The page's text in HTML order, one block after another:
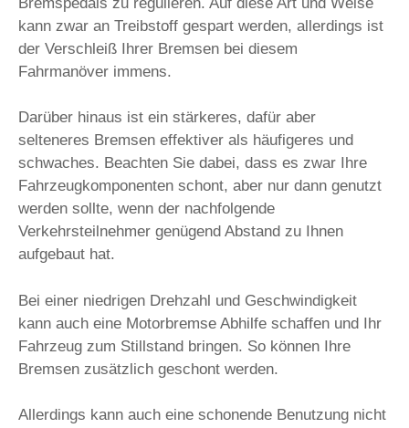
kann zwar an Treibstoff gespart werden, allerdings ist
der Verschleiß Ihrer Bremsen bei diesem
Fahrmanöver immens.
Darüber hinaus ist ein stärkeres, dafür aber
selteneres Bremsen effektiver als häufigeres und
schwaches. Beachten Sie dabei, dass es zwar Ihre
Fahrzeugkomponenten schont, aber nur dann genutzt
werden sollte, wenn der nachfolgende
Verkehrsteilnehmer genügend Abstand zu Ihnen
aufgebaut hat.
Bei einer niedrigen Drehzahl und Geschwindigkeit
kann auch eine Motorbremse Abhilfe schaffen und Ihr
Fahrzeug zum Stillstand bringen. So können Ihre
Bremsen zusätzlich geschont werden.
Allerdings kann auch eine schonende Benutzung nicht